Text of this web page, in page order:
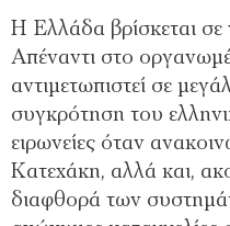
Η Ελλάδα βρίσκεται
Απέναντι στο
αντιμετωπιστεί σε
συγκρότηση του
ειρωνείες όταν
Κατεχάκη, αλλά και,
διαφθορά των